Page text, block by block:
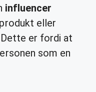
influencer
eller
Dette er fordi at
som en